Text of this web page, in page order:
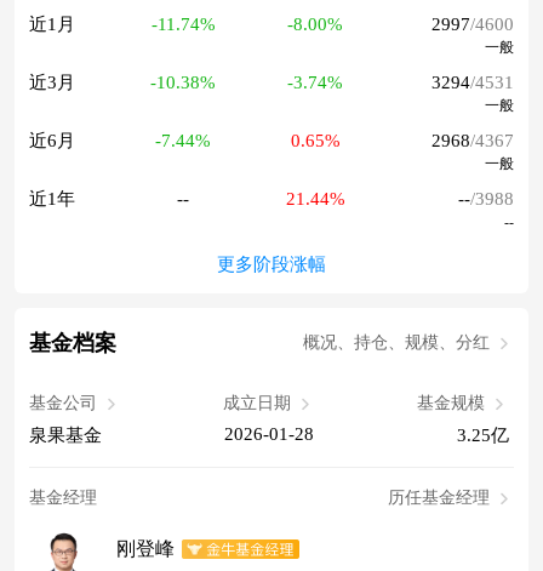
近1月 -11.74% -8.00% 2997/4600
一般
近3月 -10.38% -3.74% 3294/4531
一般
近6月 -7.44% 0.65% 2968/4367
一般
近1年 -- 21.44% --/3988
--
更多阶段涨幅
基金档案 概况、持仓、规模、分红
基金公司
泉果基金
成立日期
2026-01-28
基金规模
3.25亿
基金经理 历任基金经理
刚登峰